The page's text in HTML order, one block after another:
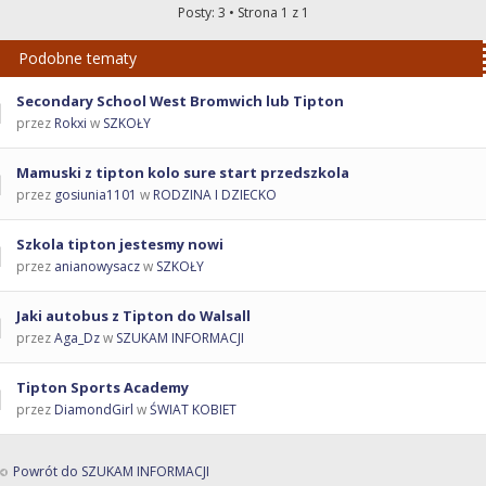
Posty: 3 • Strona 1 z 1
Podobne tematy
Secondary School West Bromwich lub Tipton
przez Rokxi w SZKOŁY
Mamuski z tipton kolo sure start przedszkola
przez gosiunia1101 w RODZINA I DZIECKO
Szkola tipton jestesmy nowi
przez anianowysaczw SZKOŁY
Jaki autobus z Tipton do Walsall
przezAga_Dzw SZUKAM INFORMACJI
Tipton Sports Academy
przez DiamondGirl wŚWIAT KOBIET
Powrót do SZUKAM INFORMACJI